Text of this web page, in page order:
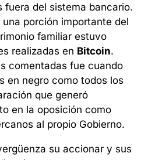
fuera del sistema bancario.
porción importante del
familiar estuvo
realizadas en Bitcoin.
comentadas fue cuando
en negro como todos los
que generó
en la oposición como
al propio Gobierno.
su accionar y sus